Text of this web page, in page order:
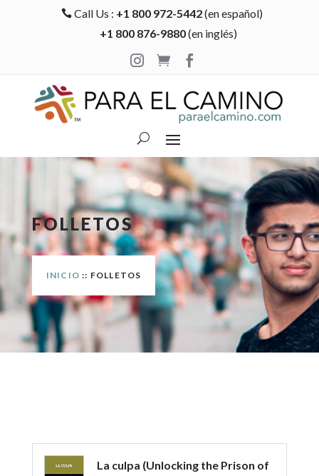
 Call Us : +1 800 972-5442(en español)
+1 800 876-9880(en inglés)

 
FOLLETOS
INICIO :: FOLLETOS
La culpa (Unlocking the Prison of